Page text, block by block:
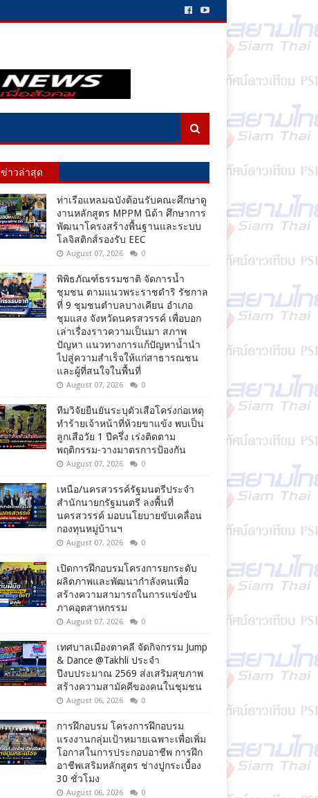
ข่าวล่าสุด
ท่าเรือแหลมฉบังต้อนรับคณะศึกษาดู
งานหลักสูตร MPPM นิด้า ศึกษาการ
พัฒนาโครงสร้างพื้นฐานและระบบ
โลจิสติกส์รองรับ EEC
August 07, 2026 0
พิพิธภัณฑ์ธรรมชาติ จัดการน้ำ
ชุมชน ตามแนวพระราชดำริ รัชกาล
ที่ 9 ชุมชนตำบลบางเคียน อำเภอ
ชุมแสง จังหวัดนครสวรรค์ เพื่อบอก
เล่าเรื่องราวความเป็นมา สภาพ
ปัญหา แนวทางการแก้ปัญหาน้ำนำ
ไปสู่ความสำเร็จให้แก่สาธารณชน
และผู้ที่สนใจในพื้นที่
August 07, 2026 0
ทีมวิจัยยืนยันระบุตัวเสือโคร่งก่อเหตุ
ทำร้ายเจ้าหน้าที่ห้วยขาแข้ง พบเป็น
ลูกเสือวัย 1 ปีครึ่ง เร่งติดตาม
พฤติกรรม-วางมาตรการป้องกัน
August 07, 2026 0
เหนือ/นครสวรรค์รัฐมนตรีประจำ
สำนักนายกรัฐมนตรี ลงพื้นที่
นครสวรรค์ มอบนโยบายขับเคลื่อน
กองทุนหมู่บ้านฯ
August 07, 2026 0
เปิดการฝึกอบรมโครงการยกระดับ
ผลิตภาพและพัฒนากำลังคนเพื่อ
สร้างความสามารถในการแข่งขัน
ภาคอุตสาหกรรม
August 07, 2026 0
เทศบาลเมืองตาคลี จัดกิจกรรม Jump
& Dance @Takhli ประจำ
ปีงบประมาณ 2569 ส่งเสริมสุขภาพ
สร้างความสามัคคีของคนในชุมชน
August 06, 2026 0
การฝึกอบรม โครงการฝึกอบรม
แรงงานกลุ่มเป้าหมายเฉพาะเพื่อเพิ่ม
โอกาสในการประกอบอาชีพ การฝึก
อาชีพเสริมหลักสูตร ช่างปูกระเบื้อง
30 ชั่วโมง
August 06, 2026 0